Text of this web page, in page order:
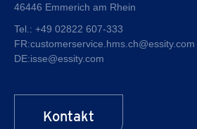
46446 Emmerich am Rhein
Tel.: +49 02822 607-333
FR:customerservice.hms.ch@essity.com
DE:isse@essity.com
Kontakt